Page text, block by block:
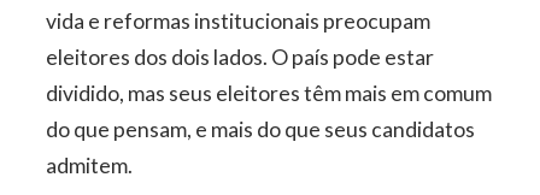
vida e reformas institucionais preocupam
eleitores dos dois lados. O país pode estar
dividido, mas seus eleitores têm mais em comum
do que pensam, e mais do que seus candidatos
admitem.